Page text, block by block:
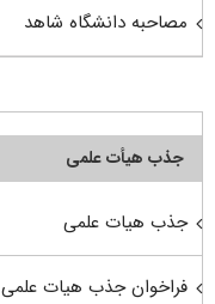
مصاحبه دانشگاه شاهد
جذب هیأت علمی
جذب هیات علمی
فراخوان جذب هیات علمی ۱۴۰۴